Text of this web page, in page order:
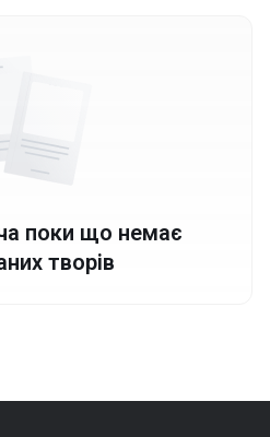
поки що немає
творів